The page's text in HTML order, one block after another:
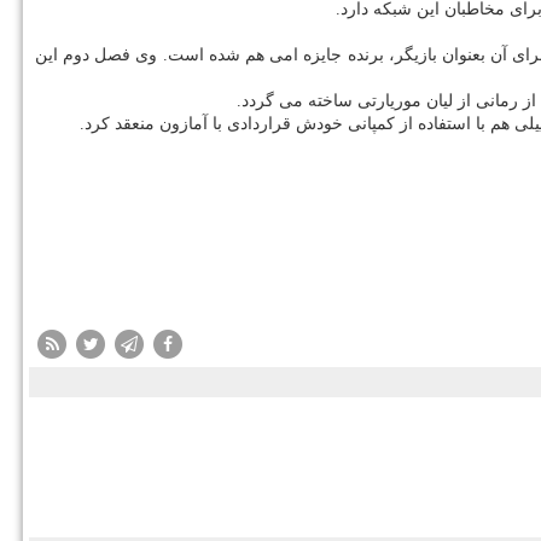
مخاطبان این شبكه دارد.
آن بعنوان بازیگر، برنده جایزه امی هم شده است. وی فصل دوم این
رمانی از لیان موریارتی ساخته می گردد.
هم با استفاده از كمپانی خودش قراردادی با آمازون منعقد كرد.